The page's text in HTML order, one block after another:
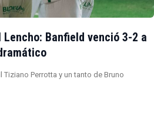
Banfield venció 3-2 a
Perrotta y un tanto de Bruno